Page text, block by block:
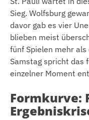
Sieg. Wolfsburg
davor gab es vier
blieben meist
fünf Spielen mehr
Samstag spricht das
einzelner Moment
Formkurve: